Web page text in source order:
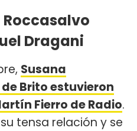
Roccasalvo
Dragani
Susana
Brito estuvieron
Fierro de Radio.
tensa relación y se